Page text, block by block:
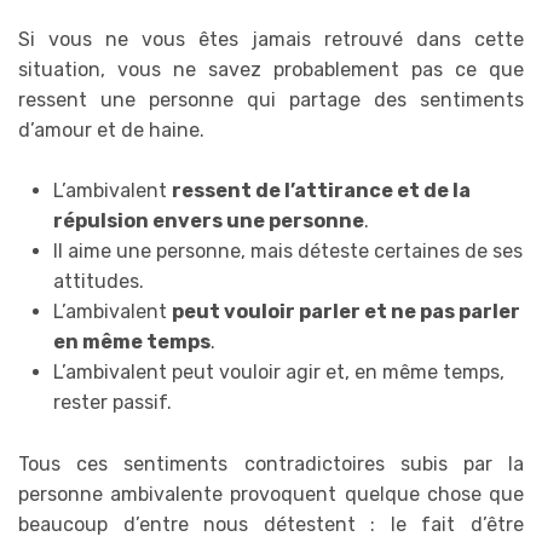
Si vous ne vous êtes jamais retrouvé dans cette
situation, vous ne savez probablement pas ce que
ressent une personne qui partage des sentiments
d’amour et de haine.
L’ambivalent ressent de l’attirance et de la
répulsion envers une personne.
Il aime une personne, mais déteste certaines de ses
attitudes.
L’ambivalent peut vouloir parler et ne pas parler
en même temps.
L’ambivalent peut vouloir agir et, en même temps,
rester passif.
Tous ces sentiments contradictoires subis par la
personne ambivalente provoquent quelque chose que
beaucoup d’entre nous détestent : le fait d’être